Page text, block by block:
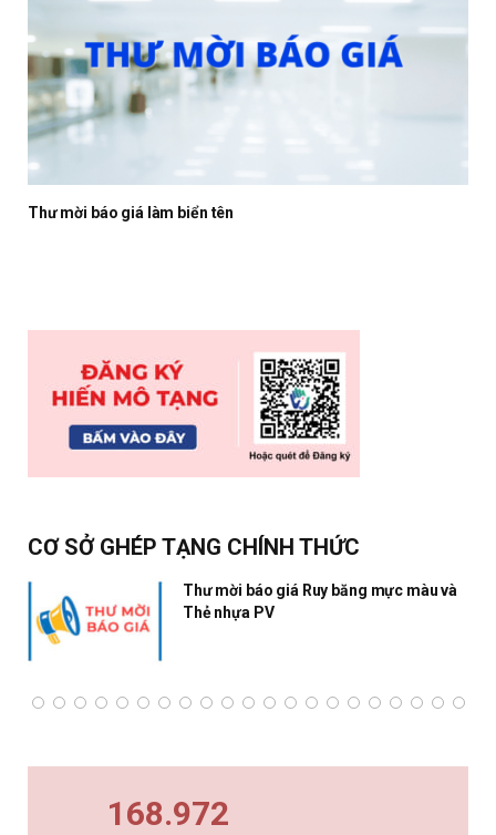
Thư mời báo giá làm biển tên
CƠ SỞ GHÉP TẠNG CHÍNH THỨC
Thư mời báo giá Ruy băng mực màu và
Thẻ nhựa PV
168.972